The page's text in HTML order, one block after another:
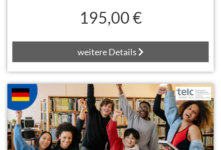
195,00 €
weitere Details